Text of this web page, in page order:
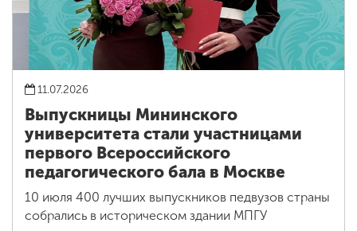
11.07.2026
Выпускницы Мининского
университета стали участницами
первого Всероссийского
педагогического бала в Москве
10 июля 400 лучших выпускников педвузов страны
собрались в историческом здании МПГУ